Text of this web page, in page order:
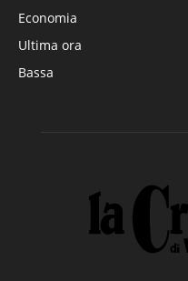
Economia
Ultima ora
Bassa